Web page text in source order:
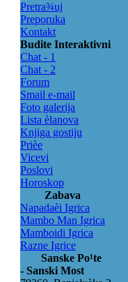
Pretra¾uj
Preporuka
Kontakt
Budite Interaktivni
Chat - 1
Chat - 2
Forum
Smail e-mail
Foto galerija
Lista èlanova
Knjiga gostiju
Prièe
Vicevi
Poslovi
Horoskop
Zabava
Napadaèi Igrica
Mambo Man Igrica
Mamboidi Igrica
Razne Igrice
Sanske Po¹te
- Sanski Most